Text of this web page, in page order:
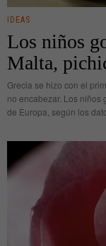
IDEAS
Los niños
Malta,
Grecia se hizo con el
no encabezar. Los niños
de Europa, según los